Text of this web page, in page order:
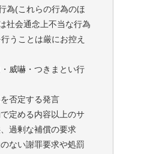
為(これらの行為のほ
社会通念上不当な行為
うことは厳にお控え
威嚇・つきまとい行
否定する発言
定める内容以上のサ
過剰な補償の要求
ない謝罪要求や処罰